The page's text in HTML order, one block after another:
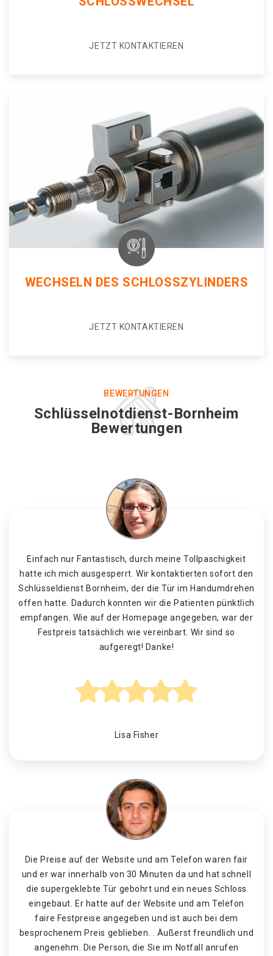
JETZT KONTAKTIEREN
WECHSELN DES SCHLOSSZYLINDERS
JETZT KONTAKTIEREN
BEWERTUNGEN
Schlüsselnotdienst-Bornheim
Bewertungen
Einfach nur Fantastisch, durch meine Tollpaschigkeit
hatte ich mich ausgesperrt. Wir kontaktierten sofort den
Schlüsseldienst Bornheim, der die Tür im Handumdrehen
offen hatte. Dadurch konnten wir die Patienten pünktlich
empfangen. Wie auf der Homepage angegeben, war der
Festpreis tatsächlich wie vereinbart. Wir sind so
aufgeregt! Danke!
Lisa Fisher
Die Preise auf der Website und am Telefon waren fair
und er war innerhalb von 30 Minuten da und hat schnell
die supergeklebte Tür gebohrt und ein neues Schloss
eingebaut. Er hatte auf der Website und am Telefon
faire Festpreise angegeben und ist auch bei dem
besprochenem Preis geblieben. . Äußerst freundlich und
angenehm. Die Person, die Sie im Notfall anrufen